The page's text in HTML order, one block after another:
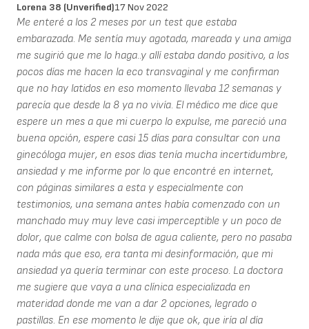
Lorena 38 (unverified)17 Nov 2022
Me enteré a los 2 meses por un test que estaba
embarazada. Me sentía muy agotada, mareada y una amiga
me sugirió que me lo haga..y allí estaba dando positivo, a los
pocos días me hacen la eco transvaginal y me confirman
que no hay latidos en eso momento llevaba 12 semanas y
parecía que desde la 8 ya no vivía. El médico me dice que
espere un mes a que mi cuerpo lo expulse, me pareció una
buena opción, espere casi 15 días para consultar con una
ginecóloga mujer, en esos dias tenía mucha incertidumbre,
ansiedad y me informe por lo que encontré en internet,
con páginas similares a esta y especialmente con
testimonios, una semana antes había comenzado con un
manchado muy muy leve casi imperceptible y un poco de
dolor, que calme con bolsa de agua caliente, pero no pasaba
nada más que eso, era tanta mi desinformación, que mi
ansiedad ya quería terminar con este proceso. La doctora
me sugiere que vaya a una clínica especializada en
materidad donde me van a dar 2 opciones, legrado o
pastillas. En ese momento le dije que ok, que iría al día